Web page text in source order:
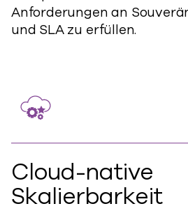
Anforderungen an
und SLA zu erfüllen.
Cloud-native
Skalierbarkeit